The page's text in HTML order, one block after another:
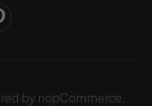
by nopCommerce.